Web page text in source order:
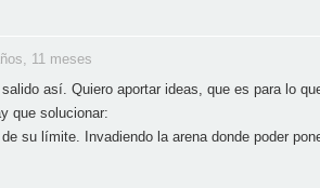
11 meses
así. Quiero aportar ideas, que es para lo
que solucionar:
su límite. Invadiendo la arena donde poder